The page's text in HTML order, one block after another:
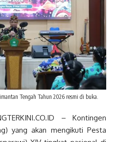
Tengah Tahun 2026 resmi di buka.
– Kontingen
yang akan mengikuti Pesta